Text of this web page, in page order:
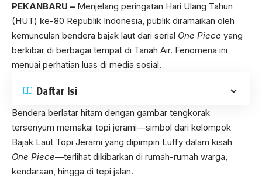
PEKANBARU – Menjelang peringatan Hari Ulang Tahun
(HUT) ke-80 Republik Indonesia, publik diramaikan oleh
kemunculan bendera bajak laut dari serial One Piece yang
berkibar di berbagai tempat di Tanah Air. Fenomena ini
menuai perhatian luas di media sosial.
Daftar Isi
Bendera berlatar hitam dengan gambar tengkorak
tersenyum memakai topi jerami—simbol dari kelompok
Bajak Laut Topi Jerami yang dipimpin Luffy dalam kisah
One Piece—terlihat dikibarkan di rumah-rumah warga,
kendaraan, hingga di tepi jalan.